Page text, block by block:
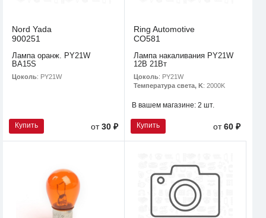
Nord Yada
900251
Лампа оранж. PY21W
BA15S
Цоколь: PY21W
Купить от30 ₽
Ring Automotive
CO581
Лампа накаливания PY21W
12В 21Вт
Цоколь: PY21W
Температура света, K: 2000K
В вашем магазине: 2 шт.
Купить от60 ₽